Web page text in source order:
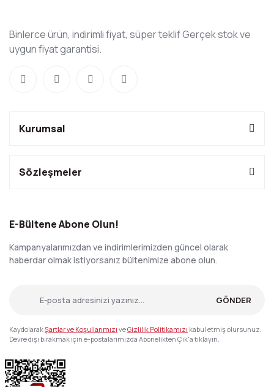
Binlerce ürün, indirimli fiyat, süper teklif Gerçek stok ve
uygun fiyat garantisi.
Kurumsal
Sözleşmeler
E-Bültene Abone Olun!
Kampanyalarımızdan ve indirimlerimizden güncel olarak
haberdar olmak istiyorsanız bültenimize abone olun.
GÖNDER
KaydolarakŞartlar ve Koşullarımızı veGizlilik Politikamızı kabul etmiş olursunuz.
Devre dışı bırakmak için e-postalarımızda Abonelikten Çık'a tıklayın.